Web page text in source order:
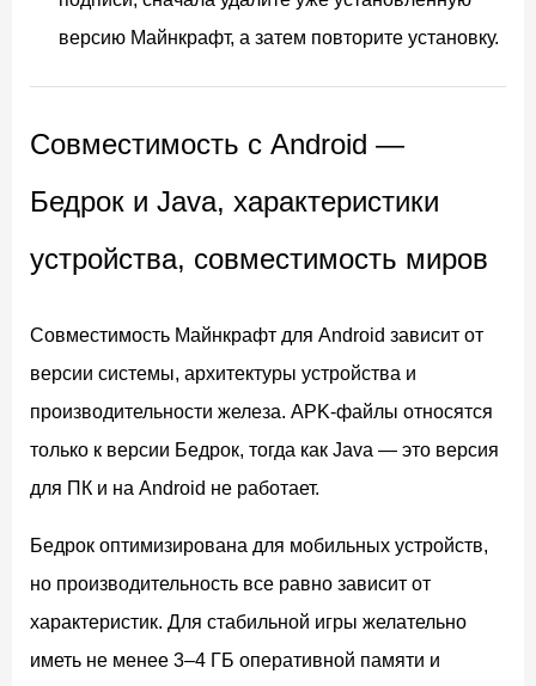
версию Майнкрафт, а затем повторите установку.
Совместимость с Android —
Бедрок и Java, характеристики
устройства, совместимость миров
Совместимость Майнкрафт для Android зависит от
версии системы, архитектуры устройства и
производительности железа. APK-файлы относятся
только к версии Бедрок, тогда как Java — это версия
для ПК и на Android не работает.
Бедрок оптимизирована для мобильных устройств,
но производительность все равно зависит от
характеристик. Для стабильной игры желательно
иметь не менее 3–4 ГБ оперативной памяти и